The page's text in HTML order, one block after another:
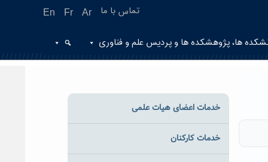
En Fr Ar تماس با ما
ها، پژوهشکده ها و پردیس علم و فناوری
خدمات اعضای هیات علمی
خدمات کارکنان